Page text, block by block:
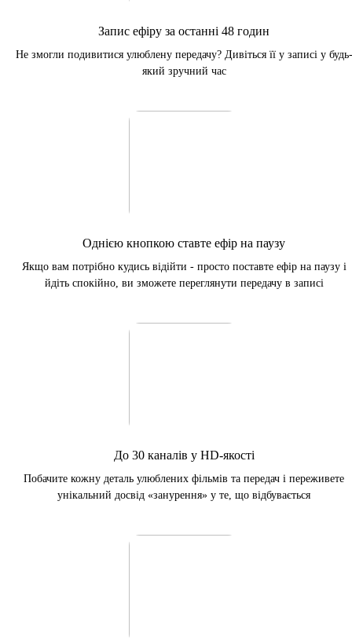
Запис ефіру за останні 48 годин
Не змогли подивитися улюблену передачу? Дивіться її у записі у будь-
який зручний час
Однією кнопкою ставте ефір на паузу
Якщо вам потрібно кудись відійти - просто поставте ефір на паузу і
йдіть спокійно, ви зможете переглянути передачу в записі
До 30 каналів у HD-якості
Побачите кожну деталь улюблених фільмів та передач і переживете
унікальний досвід «занурення» у те, що відбувається